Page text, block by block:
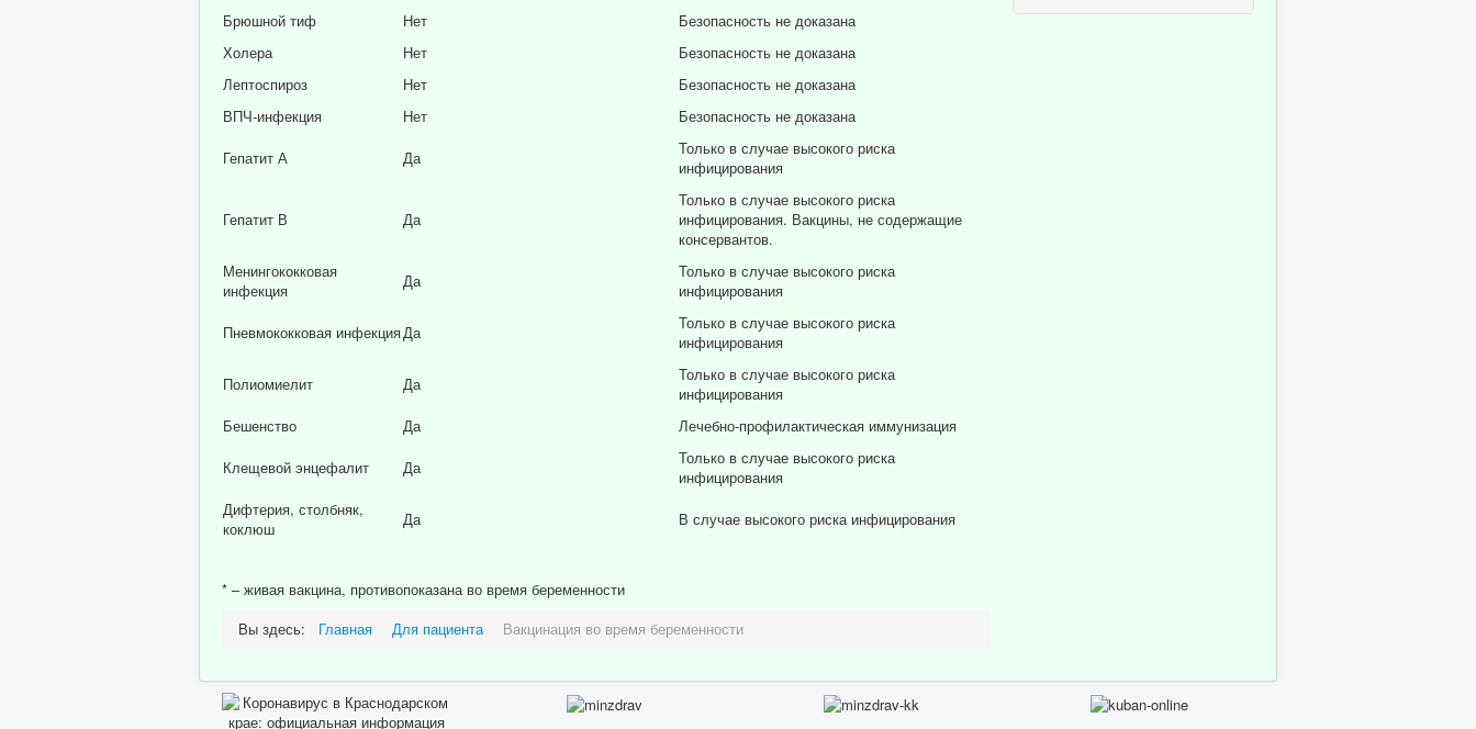
Брюшной тиф
Нет
Безопасность не доказана
Холера
Нет
Безопасность не доказана
Лептоспироз
Нет
Безопасность не доказана
ВПЧ-инфекция
Нет
Безопасность не доказана
Гепатит А
Да
Только в случае высокого риска
инфицирования
Гепатит В Да
Только в случае высокого риска
инфицирования. Вакцины, не содержащие
консервантов.
Менингококковая
инфекция
Да
Только в случае высокого риска
инфицирования
Пневмококковая инфекцияДа
Только в случае высокого риска
инфицирования
Полиомиелит
Да
Только в случае высокого риска
инфицирования
Бешенство
Да
Лечебно-профилактическая иммунизация
Клещевой энцефалит
Да
Только в случае высокого риска
инфицирования
Дифтерия, столбняк,
коклюш
Да В случае высокого риска инфицирования
* – живая вакцина, противопоказана во время беременности
Вы здесь:
Главная Для пациента Вакцинация во время беременности